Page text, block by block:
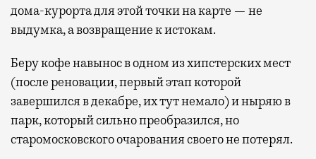
дома-курорта для этой точки на карте — не
выдумка, а возвращение к истокам.
Беру кофе навынос в одном из хипстерских мест
(после реновации, первый этап которой
завершился в декабре, их тут немало) и ныряю в
парк, который сильно преобразился, но
старомосковского очарования своего не потерял.